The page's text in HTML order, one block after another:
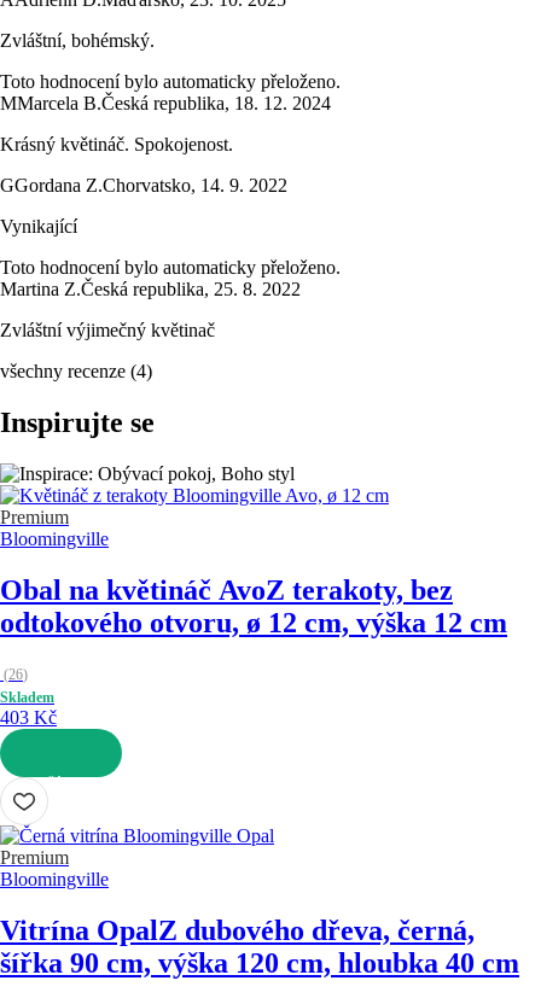
Zvláštní, bohémský.
Toto hodnocení bylo automaticky přeloženo.
MMarcela B.Česká republika, 18. 12. 2024
Krásný květináč. Spokojenost.
GGordana Z.Chorvatsko, 14. 9. 2022
Vynikající
Toto hodnocení bylo automaticky přeloženo.
Martina Z.Česká republika, 25. 8. 2022
Zvláštní výjimečný květinač
všechny recenze (4)
Inspirujte se
Premium
Bloomingville
Obal na květináč AvoZ terakoty, bez
odtokového otvoru, ø 12 cm, výška 12 cm
(26)
Skladem
403 Kč
DO KOŠÍKU
Premium
Bloomingville
Vitrína OpalZ dubového dřeva, černá,
šířka 90 cm, výška 120 cm, hloubka 40 cm